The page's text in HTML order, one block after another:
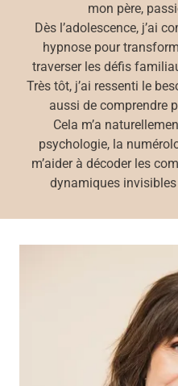
mon père,
Dès l’adolescence, j’ai
hypnose pour
traverser les défis
Très tôt, j’ai ressenti le
aussi de comprendre
Cela m’a
psychologie, la
m’aider à décoder les
dynamiques